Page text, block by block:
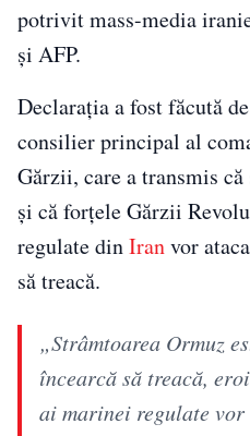
potrivit mass-media
şi AFP.
Declaraţia a fost făcută
consilier principal al
Gărzii, care a transmis
şi că forţele Gărzii
regulate dinIranvor
să treacă.
„Strâmtoarea Ormuz
încearcă să treacă,
ai marinei regulate vor